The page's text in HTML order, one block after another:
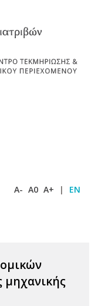
A- A0 A+ | EN
μηχανικής